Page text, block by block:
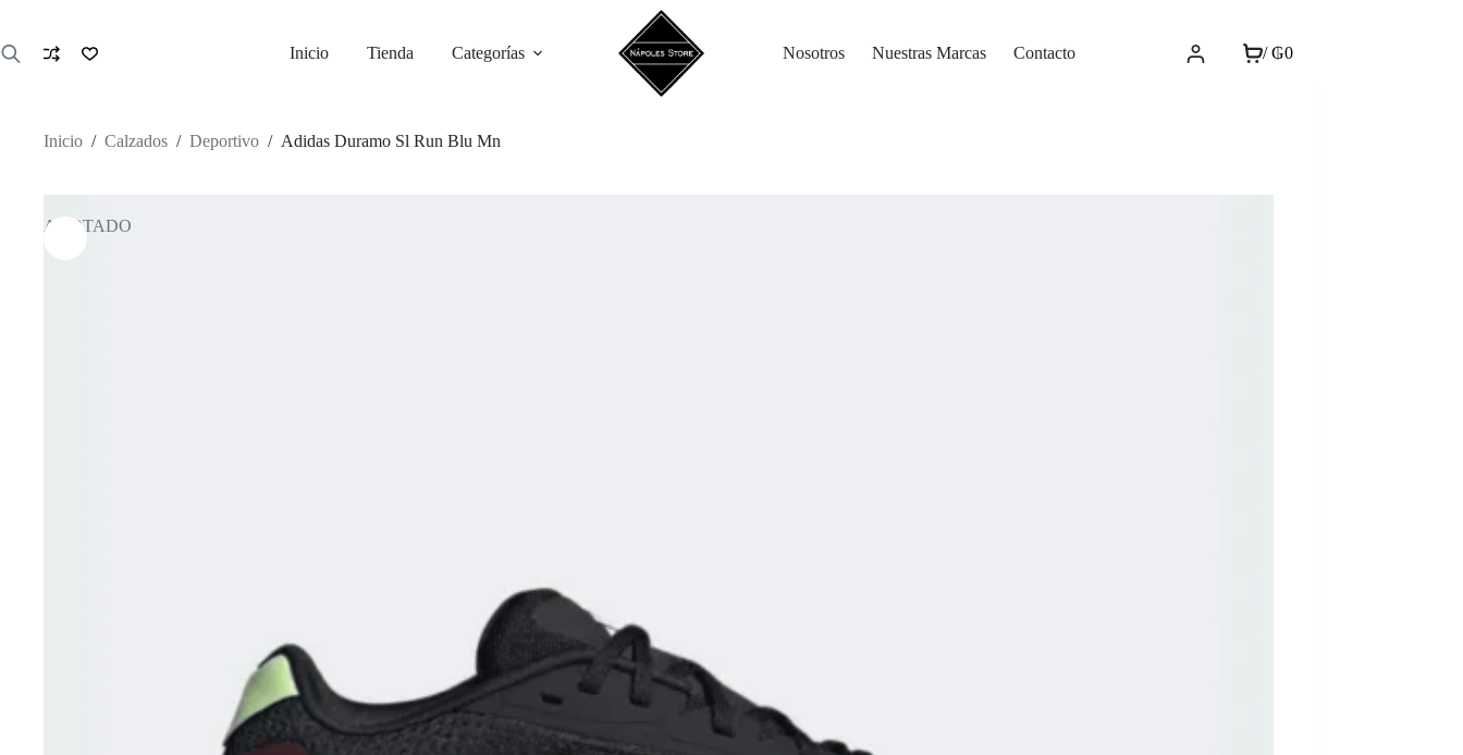
contenido
Inicio Tienda Categorías Nosotros Nuestras Marcas Contacto /₲0
Inicio / Calzados / Deportivo / Adidas Duramo Sl Run Blu Mn
AGOTADO